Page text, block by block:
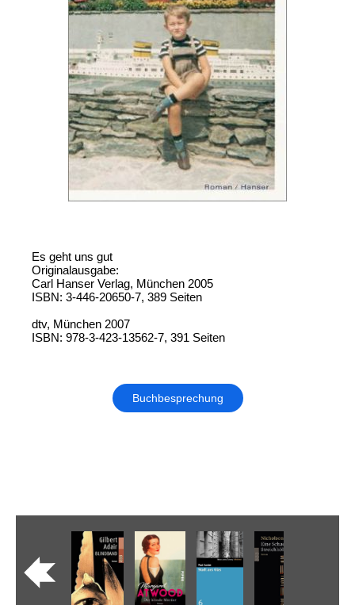
Es geht uns gut
Originalausgabe:
Carl Hanser Verlag, München 2005
ISBN: 3-446-20650-7, 389 Seiten
dtv, München 2007
ISBN: 978-3-423-13562-7, 391 Seiten
Buchbesprechung